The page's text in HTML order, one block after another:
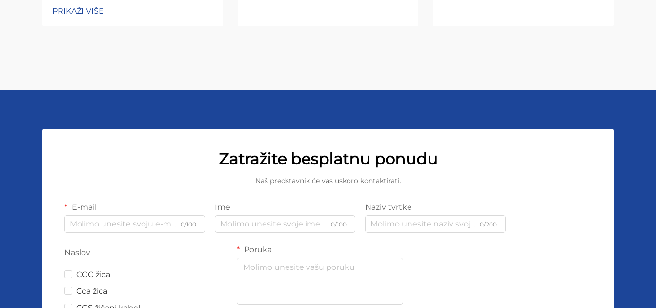
PRIKAŽI VIŠE
Zatražite besplatnu ponudu
Naš predstavnik će vas uskoro kontaktirati.
E-mail
0/100
Ime
0/100
Naziv tvrtke
0/200
Naslov
CCC žica
Cca žica
Poruka